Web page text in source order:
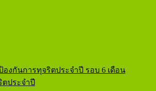
งกันการทุจริตประจำปี รอบ 6 เดือน
ประจำปี